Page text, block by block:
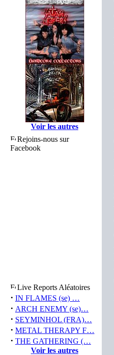
Voir les autres
Rejoins-nous sur
Facebook
Live Reports Aléatoires
· IN FLAMES (se) …
· ARCH ENEMY (se)…
· SEYMINHOL (FRA)…
· METAL THERAPY F…
· THE GATHERING (…
Voir les autres